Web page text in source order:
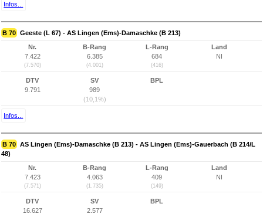
Infos...
B 70 Geeste (L 67) - AS Lingen (Ems)-Damaschke (B 213)
Nr.
7.422
(7.570)
B-Rang
6.385
(4.001)
L-Rang
684
(416)
Land
NI
DTV
9.791
SV
989
(10,1%)
BPL
Infos...
B 70 AS Lingen (Ems)-Damaschke (B 213) - AS Lingen (Ems)-Gauerbach (B 214/L
48)
Nr.
7.423
(7.571)
B-Rang
4.063
(1.735)
L-Rang
409
(149)
Land
NI
DTV
16.627
SV
2.577
BPL